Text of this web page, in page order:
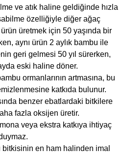
ve atık haline geldiğinde hızla
özelliğiyle diğer ağaç
üretmek için 50 yaşında bir
aynı ürün 2 aylık bambu ile
geri gelmesi 50 yıl sürerken,
eski haline döner.
ormanlarının artmasına, bu
katkıda bulunur.
benzer ebatlardaki bitkilere
fazla oksijen üretir.
veya ekstra katkıya ihtiyaç
en ham halinden imal